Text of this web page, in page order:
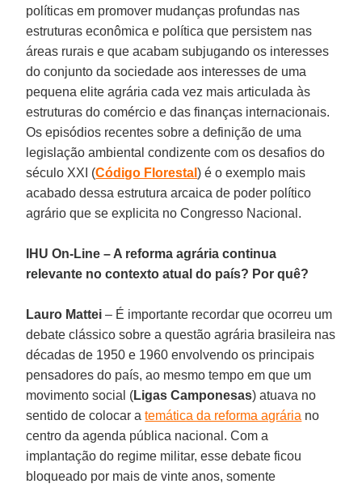
políticas em promover mudanças profundas nas
estruturas econômica e política que persistem nas
áreas rurais e que acabam subjugando os interesses
do conjunto da sociedade aos interesses de uma
pequena elite agrária cada vez mais articulada às
estruturas do comércio e das finanças internacionais.
Os episódios recentes sobre a definição de uma
legislação ambiental condizente com os desafios do
século XXI (Código Florestal) é o exemplo mais
acabado dessa estrutura arcaica de poder político
agrário que se explicita no Congresso Nacional.
IHU On-Line – A reforma agrária continua
relevante no contexto atual do país? Por quê?
Lauro Mattei – É importante recordar que ocorreu um
debate clássico sobre a questão agrária brasileira nas
décadas de 1950 e 1960 envolvendo os principais
pensadores do país, ao mesmo tempo em que um
movimento social (Ligas Camponesas) atuava no
sentido de colocar atemática da reforma agrária no
centro da agenda pública nacional. Com a
implantação do regime militar, esse debate ficou
bloqueado por mais de vinte anos, somente